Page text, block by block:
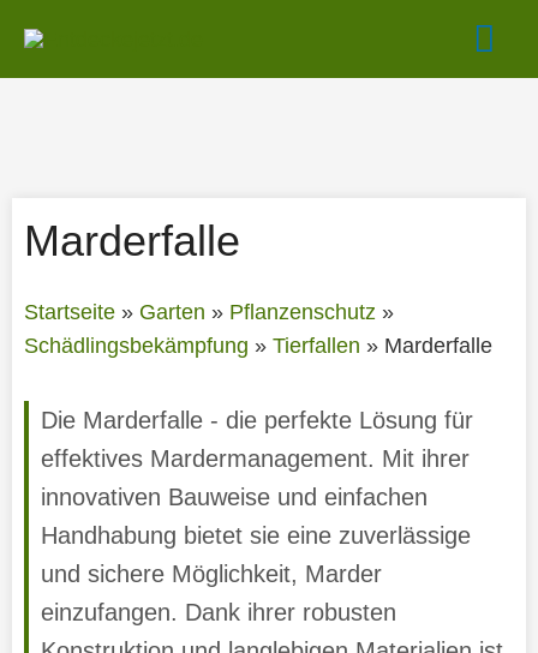
Inhalt
springen
Marderfalle
Startseite» Garten » Pflanzenschutz»
Schädlingsbekämpfung » Tierfallen » Marderfalle
Die Marderfalle - die perfekte Lösung für
effektives Mardermanagement. Mit ihrer
innovativen Bauweise und einfachen
Handhabung bietet sie eine zuverlässige
und sichere Möglichkeit, Marder
einzufangen. Dank ihrer robusten